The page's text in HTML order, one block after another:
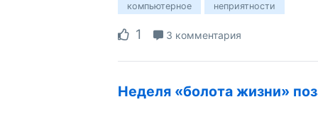
компьютерное неприятности
1 3 комментария
Неделя «болота жизни»